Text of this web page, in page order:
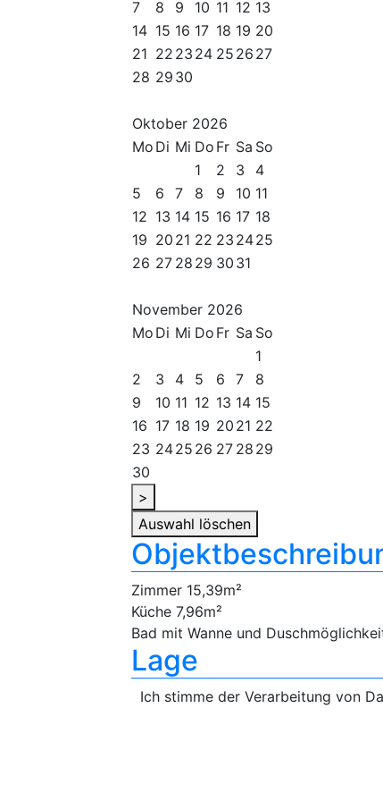
7
8 9 10 11 12 13
14 15 16 17 18 19 20
21 22 23 24 25 26 27
28 29 30
Oktober 2026
Mo Di Mi Do Fr Sa So
1
2 3
4
5
6 7 8 9 10 11
12 13 14 15 16 17 18
19 20 21 22 23 2425
26 27 28 29 30 31
November 2026
Mo Di Mi Do Fr Sa So
1
2
3 4 5 6 7
8
9
10 11 12 13 14 15
16 17 18 19 20 21 22
23 2425 26 27 28 29
30
>
Auswahl löschen
Zimmer 15,39m²
Küche 7,96m²
Bad mit Wanne und
Lage
Ich stimme der Verarbeitung von